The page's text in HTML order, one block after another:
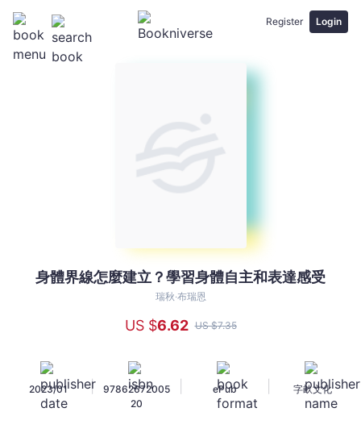
Register Login
身體界線怎麼建立？學習身體自主和表達感受
瑞秋‧布瑞恩
US $6.62 US $7.35
2023/01 |
97862672005
20
ePub 字畝文化